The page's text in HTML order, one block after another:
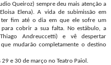
Queiroz) sempre deu mais atenção a
Elena). A vida de subimissão em
fim até o dia em que ele sofre um
cobrir a sua falta. No estábulo, a
Andreuccetti) e vê despertar
mudarão completamente o destino
29 e 30 de março no Teatro Paiol.